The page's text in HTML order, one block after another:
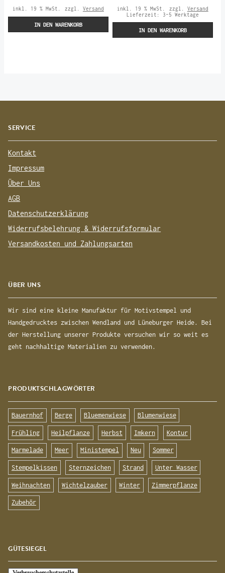
inkl. 19 % MwSt. zzgl. Versand
IN DEN WARENKORB
inkl. 19 % MwSt. zzgl. Versand
Lieferzeit:
3-5 Werktage
IN DEN WARENKORB
SERVICE
Kontakt
Impressum
Über Uns
AGB
Datenschutzerklärung
Widerrufsbelehrung & Widerrufsformular
Versandkosten und Zahlungsarten
ÜBER UNS
Wir sind eine kleine Manufaktur für Motivstempel und
Handgedrucktes zwischen Wendland und Lüneburger Heide. Bei
der Herstellung unserer Produkte versuchen wir so weit es
geht nachhaltige Materialien zu verwenden.
PRODUKTSCHLAGWÖRTER
Bauernhof Berge Bluemenwiese Blumenwiese
Frühling Heilpflanze Herbst Imkern Kontur
Marmelade Meer Ministempel Neu Sommer
Stempelkissen Sternzeichen Strand Unter Wasser
Weihnachten Wichtelzauber Winter Zimmerpflanze
Zubehör
GÜTESIEGEL